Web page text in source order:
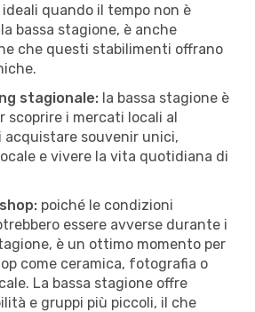
quando il tempo non è
bassa stagione, è anche
che questi stabilimenti offrano
stagionale: la bassa stagione è
scoprire i mercati locali al
acquistare souvenir unici,
e vivere la vita quotidiana di
poiché le condizioni
essere avverse durante i
è un ottimo momento per
come ceramica, fotografia o
La bassa stagione offre
e gruppi più piccoli, il che